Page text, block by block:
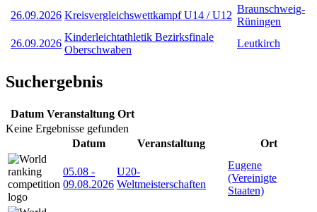
26.09.2026 Kreisvergleichswettkampf U14 / U12
Braunschweig-
Rüningen
26.09.2026
Kinderleichtathletik Bezirksfinale
Oberschwaben
Leutkirch
Suchergebnis
Datum Veranstaltung Ort
Keine Ergebnisse gefunden
Datum
Veranstaltung Ort
05.08 -
09.08.2026
U20-
Weltmeisterschaften
Eugene
(Vereinigte
Staaten)